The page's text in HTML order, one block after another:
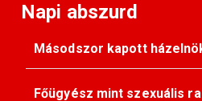
Napi abszurd
Másodszor kapott
Főügyész mint szexuális